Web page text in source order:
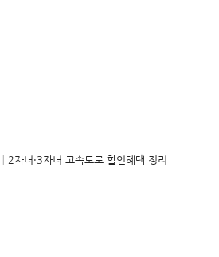
자녀·3자녀 고속도로 할인혜택 정리